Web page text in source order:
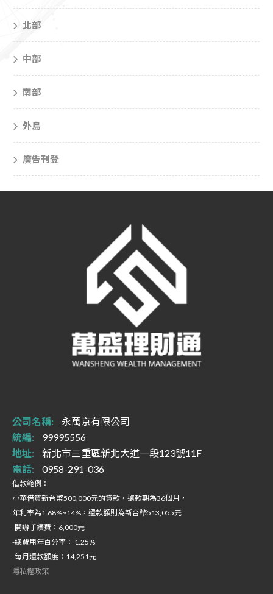
北部
中部
南部
外島
廣告刊登
公司名稱:
永萬京有限公司
統編:
99995556
地址:
新北市三重區新北大道一段123號11F
電話:
0958-291-036
借款範例：
小華借貸新台幣500,000元的貸款，還款期為36個月，
年利率為1.68%~14%，還款額則為新台幣513,055元
-開辦手續費：6,000元
-總費用年百分率： 1.25%
-每月還款額度：14,251元
隱私權政策